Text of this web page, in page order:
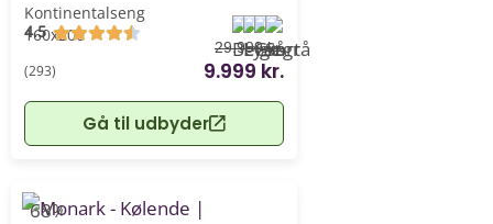
Kontinentalseng
160x200
4.5
(293)
29.999 kr.
9.999 kr.
Gå til udbyder
-68%